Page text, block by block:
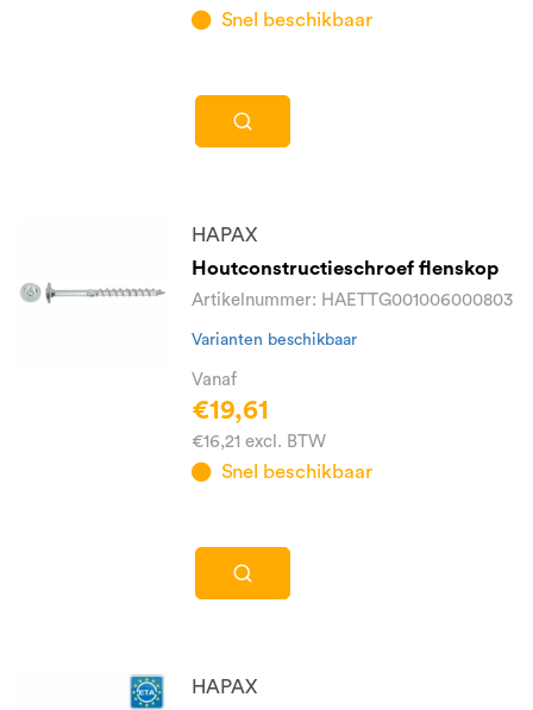
Snel beschikbaar
HAPAX
Houtconstructieschroef flenskop
Artikelnummer: HAETTG001006000803
Varianten beschikbaar
Vanaf
€19,61
€16,21 excl. BTW
Snel beschikbaar
HAPAX